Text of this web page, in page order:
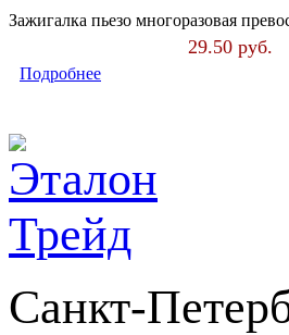
Зажигалка пьезо многоразовая
29.50 руб.
Подробнее
Санкт-